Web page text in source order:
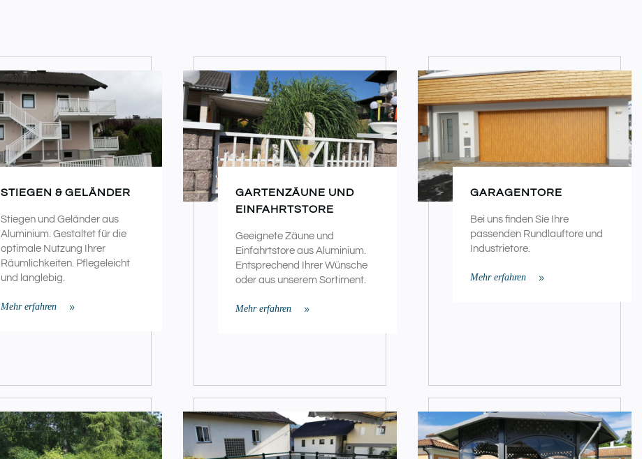
STIEGEN & GELÄNDER
Stiegen und Geländer aus
Aluminium. Gestaltet für die
optimale Nutzung Ihrer
Räumlichkeiten. Pflegeleicht
und langlebig.
Mehr erfahren
GARTENZÄUNE UND
EINFAHRTSTORE
Geeignete Zäune und
Einfahrtstore aus Aluminium.
Entsprechend Ihrer Wünsche
oder aus unserem Sortiment.
Mehr erfahren
GARAGENTORE
Bei uns finden Sie Ihre
passenden Rundlauftore und
Industrietore.
Mehr erfahren